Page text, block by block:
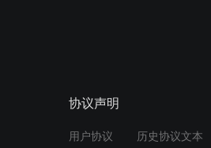
协议声明
用户协议 历史协议文本